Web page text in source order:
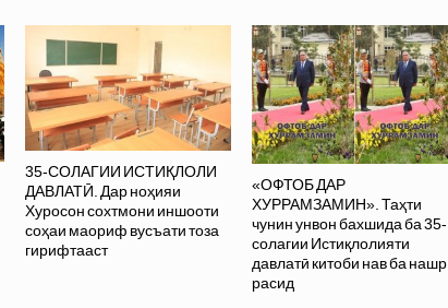
35-СОЛАГИИ ИСТИҚЛОЛИ
ДАВЛАТӢ. Дар ноҳияи
Хуросон сохтмони иншооти
соҳаи маориф вусъати тоза
гирифтааст
«ОФТОБ ДАР
ХУРРАМЗАМИН». Таҳти
чунин унвон бахшида ба 35-
солагии Истиқлолияти
давлатӣ китоби нав ба нашр
расид